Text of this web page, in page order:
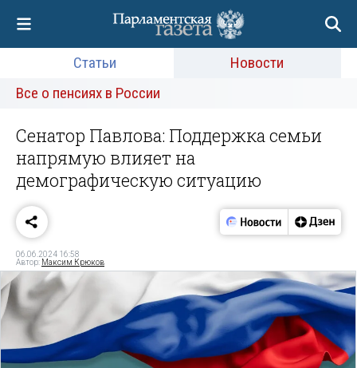
Статьи
Новости
Все о пенсиях в России
Сенатор Павлова: Поддержка семьи
напрямую влияет на
демографическую ситуацию
06.06.2024 16:58
Автор: Максим Крюков